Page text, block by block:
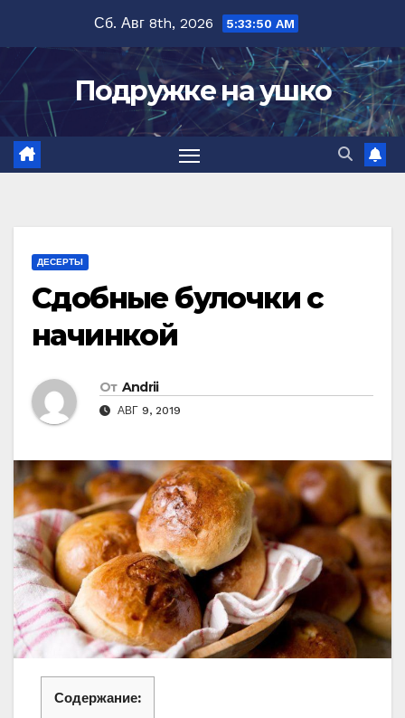
содержимому
Сб. Авг 8th, 2026 5:33:51 AM
Подружке на ушко
ДЕСЕРТЫ
Сдобные булочки с
начинкой
От Andrii
АВГ 9, 2019
Содержание: